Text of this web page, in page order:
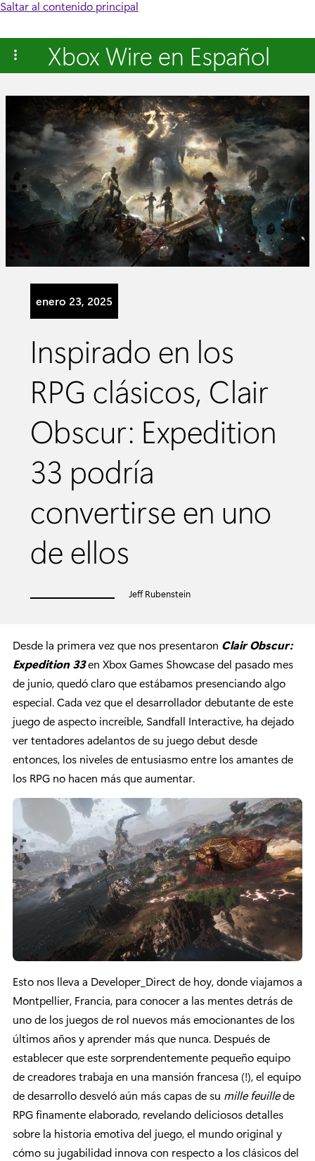
Saltar al contenido principal
Xbox Wire en Español
enero 23, 2025
Inspirado en los
RPG clásicos, Clair
Obscur: Expedition
33 podría
convertirse en uno
de ellos
Jeff Rubenstein
Desde la primera vez que nos presentaron Clair Obscur:
Expedition 33en Xbox Games Showcase del pasado mes
de junio, quedó claro que estábamos presenciando algo
especial. Cada vez que el desarrollador debutante de este
juego de aspecto increíble, Sandfall Interactive, ha dejado
ver tentadores adelantos de su juego debut desde
entonces, los niveles de entusiasmo entre los amantes de
los RPG no hacen más que aumentar.
Esto nos lleva a Developer_Direct de hoy, donde viajamos a
Montpellier, Francia, para conocer a las mentes detrás de
uno de los juegos de rol nuevos más emocionantes de los
últimos años y aprender más que nunca. Después de
establecer que este sorprendentemente pequeño equipo
de creadores trabaja en una mansión francesa (!), el equipo
de desarrollo desveló aún más capas de su mille feuillede
RPG finamente elaborado, revelando deliciosos detalles
sobre la historia emotiva del juego, el mundo original y
cómo su jugabilidad innova con respecto a los clásicos del